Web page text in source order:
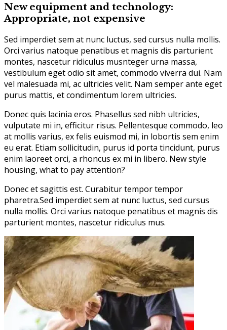
New equipment and technology:
Appropriate, not expensive
Sed imperdiet sem at nunc luctus, sed cursus nulla mollis.
Orci varius natoque penatibus et magnis dis parturient
montes, nascetur ridiculus musnteger urna massa,
vestibulum eget odio sit amet, commodo viverra dui. Nam
vel malesuada mi, ac ultricies velit. Nam semper ante eget
purus mattis, et condimentum lorem ultricies.
Donec quis lacinia eros. Phasellus sed nibh ultricies,
vulputate mi in, efficitur risus. Pellentesque commodo, leo
at mollis varius, ex felis euismod mi, in lobortis sem enim
eu erat. Etiam sollicitudin, purus id porta tincidunt, purus
enim laoreet orci, a rhoncus ex mi in libero. New style
housing, what to pay attention?
Donec et sagittis est. Curabitur tempor tempor
pharetra.Sed imperdiet sem at nunc luctus, sed cursus
nulla mollis. Orci varius natoque penatibus et magnis dis
parturient montes, nascetur ridiculus mus.